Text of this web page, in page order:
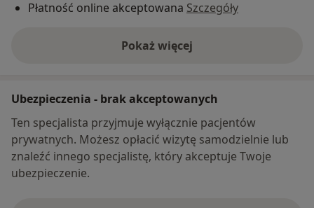
Płatność online akceptowana Szczegóły
Pokaż więcej
o adresie
Ubezpieczenia - brak akceptowanych
Ten specjalista przyjmuje wyłącznie pacjentów
prywatnych. Możesz opłacić wizytę samodzielnie lub
znaleźć innego specjalistę, który akceptuje Twoje
ubezpieczenie.